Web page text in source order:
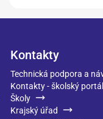
Kontakty
Technická podpora a
Kontakty - školský portál
Školy
Krajský úřad